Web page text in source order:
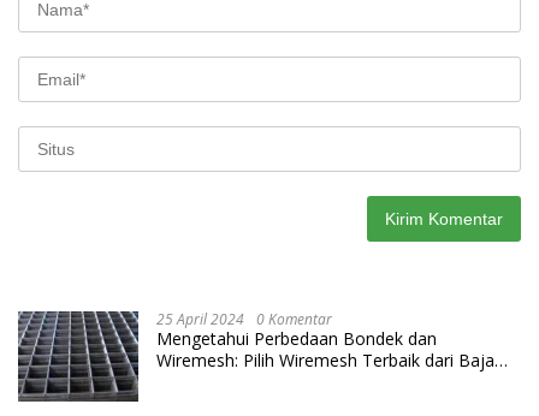
25 April 2024 0 Komentar
Mengetahui Perbedaan Bondek dan
Wiremesh: Pilih Wiremesh Terbaik dari Baja